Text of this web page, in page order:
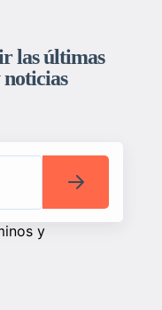
las últimas
y